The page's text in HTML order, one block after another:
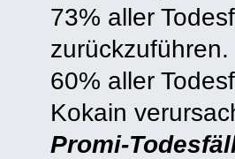
73% aller
60% aller
Kokain
Promi-